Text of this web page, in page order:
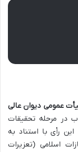
رویه شماره ۸۳۵ – ۱۴۰۲/۰۶/۲۸ هیأت عمومی دیوان عالی
در مرحله تحقیقات
رأی با استناد به
اسلامی (تعزیرات